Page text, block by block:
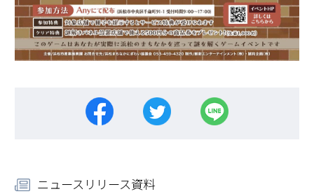
ニュースリリース資料